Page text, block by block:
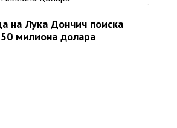
на Лука Дончич поиска
милиона долара